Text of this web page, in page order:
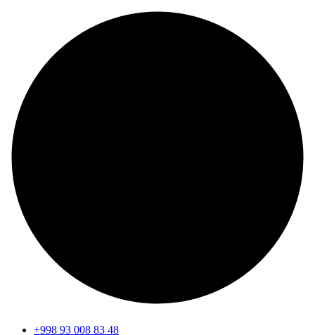
+998 93 008 83 48